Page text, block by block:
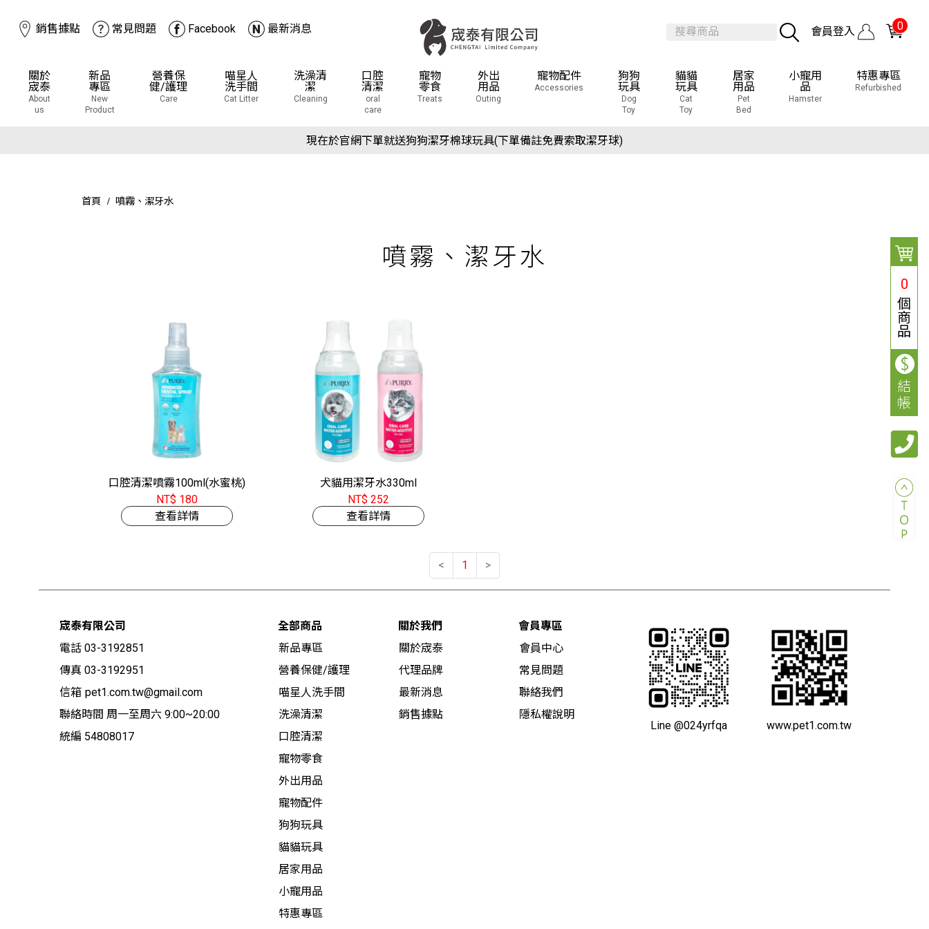
0
個
商
品
結
帳
銷售據點 常見問題 Facebook 最新消息 會員登入 0
關於
宬泰
About
us
新品
專區
New
Product
營養保
健/護理
Care
喵星人
洗手間
Cat Litter
洗澡清
潔
Cleaning
口腔
清潔
oral
care
寵物
零食
Treats
外出
用品
Outing
寵物配件
Accessories
狗狗
玩具
Dog
Toy
貓貓
玩具
Cat
Toy
居家
用品
Pet
Bed
小寵用
品
Hamster
特惠專區
Refurbished
現在於官網下單就送狗狗潔牙棉球玩具(下單備註免費索取潔牙球)
首頁 噴霧、潔牙水
噴霧、潔牙水
口腔清潔噴霧100ml(水蜜桃)
NT$ 180
查看詳情
犬貓用潔牙水330ml
NT$ 252
查看詳情
< 1 >
宬泰有限公司
電話 03-3192851
傳真 03-3192951
信箱 pet1.com.tw@gmail.com
聯絡時間 周一至周六 9:00~20:00
統編 54808017
全部商品
新品專區
營養保健/護理
喵星人洗手間
洗澡清潔
口腔清潔
寵物零食
外出用品
寵物配件
狗狗玩具
貓貓玩具
居家用品
小寵用品
特惠專區
關於我們
關於宬泰
代理品牌
最新消息
銷售據點
會員專區
會員中心
常見問題
聯絡我們
隱私權說明
Line @024yrfqa
www.pet1.com.tw